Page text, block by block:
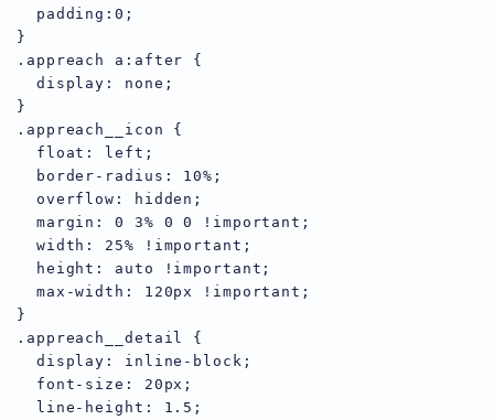
  padding:0;
}
.appreach a:after {
  display: none;
}
.appreach__icon {
  float: left;
  border-radius: 10%;
  overflow: hidden;
  margin: 0 3% 0 0 !important;
  width: 25% !important;
  height: auto !important;
  max-width: 120px !important;
}
.appreach__detail {
  display: inline-block;
  font-size: 20px;
  line-height: 1.5;